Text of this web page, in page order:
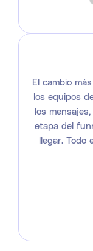
El cambio
los equipos
los
etapa del
llegar. Todo